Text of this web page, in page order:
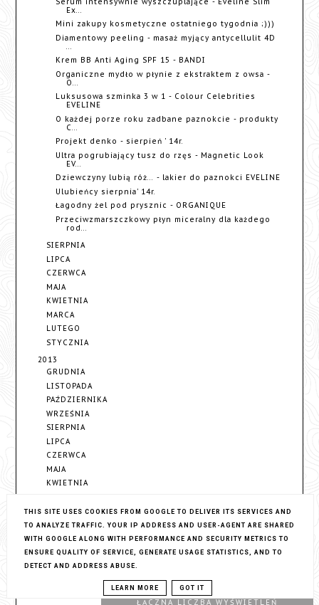
Ex...
Mini zakupy kosmetyczne ostatniego tygodnia ;)))
Diamentowy peeling - masaż myjący antycellulit 4D
...
Krem BB Anti Aging SPF 15 - BANDI
Organiczne mydło w płynie z ekstraktem z owsa -
O...
Luksusowa szminka 3 w 1 - Colour Celebrities
EVELINE
O każdej porze roku zadbane paznokcie - produkty
C...
Projekt denko - sierpień ' 14r.
Ultra pogrubiający tusz do rzęs - Magnetic Look
EV...
Dziewczyny lubią róż... - lakier do paznokci EVELINE
Ulubieńcy sierpnia' 14r.
Łagodny żel pod prysznic - ORGANIQUE
Przeciwzmarszczkowy płyn miceralny dla każdego
rod...
SIERPNIA
LIPCA
CZERWCA
MAJA
KWIETNIA
MARCA
LUTEGO
STYCZNIA
2013
GRUDNIA
LISTOPADA
PAŹDZIERNIKA
WRZEŚNIA
SIERPNIA
LIPCA
CZERWCA
MAJA
KWIETNIA
Pokaż więcej
ŁĄCZNA LICZBA WYŚWIETLEŃ
THIS SITE USES COOKIES FROM GOOGLE TO DELIVER ITS SERVICES AND
TO ANALYZE TRAFFIC. YOUR IP ADDRESS AND USER-AGENT ARE SHARED
WITH GOOGLE ALONG WITH PERFORMANCE AND SECURITY METRICS TO
ENSURE QUALITY OF SERVICE, GENERATE USAGE STATISTICS, AND TO
DETECT AND ADDRESS ABUSE.
LEARN MORE GOT IT